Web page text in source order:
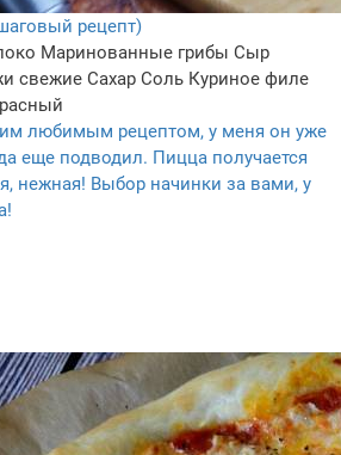
рецепт)
Маринованные грибы Сыр
свежие Сахар Соль Куриное филе
любимым рецептом, у меня он уже
еще подводил. Пицца получается
нежная! Выбор начинки за вами, у